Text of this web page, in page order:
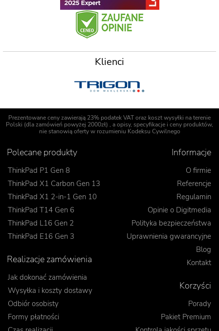
Klienci
Prezentowane ceny zawierają 23% podatek VAT oraz koszt wysyłki na terenie
Polski (dla zamówień powyżej 2000zł) , a opisy, specyfikacje i ceny produktów,
nie stanowią oferty w rozumieniu Kodeksu Cywilnego
Polecane produkty
ThinkPad P1 Gen 8
ThinkPad X1 Carbon Gen 13
ThinkPad X1 2-in-1 Gen 10
ThinkPad T14 Gen 6
ThinkPad L16 Gen 2
ThinkPad E16 Gen 3
Informacje
O firmie
Referencje
Regulamin
Opinie o Digitmedia
Polityka bezpieczeństwa
Uprawnienia gwarancyjne
Blog
Kontakt
Realizacje zamówienia
Jak dokonać zamówienia
Wysyłka i koszty dostawy
Odbiór osobisty
Formy płatności
Korzyści
Porady
Pakiet Premium